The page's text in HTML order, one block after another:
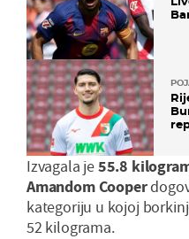
Izvagala je55.8
Amandom Cooper
kategoriju u kojoj
52 kilograma.